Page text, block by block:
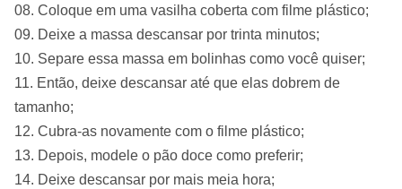
Coloque em uma vasilha coberta com filme plástico;
Deixe a massa descansar por trinta minutos;
Separe essa massa em bolinhas como você quiser;
Então, deixe descansar até que elas dobrem de
tamanho;
Cubra-as novamente com o filme plástico;
Depois, modele o pão doce como preferir;
Deixe descansar por mais meia hora;